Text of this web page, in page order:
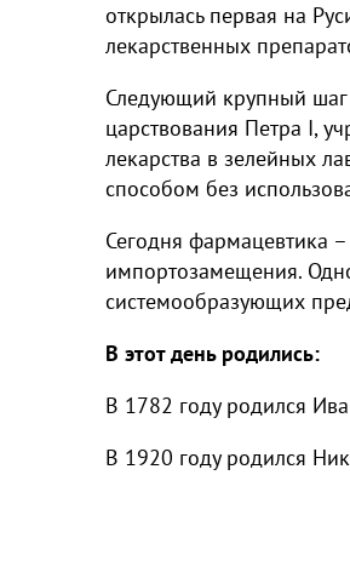
открылась первая на
лекарственных
Следующий крупный шаг
царствования Петра I,
лекарства в зелейных
способом без
Сегодня фармацевтика
импортозамещения.
системообразующих
В этот день родились:
В 1782 году родился
В 1920 году родился